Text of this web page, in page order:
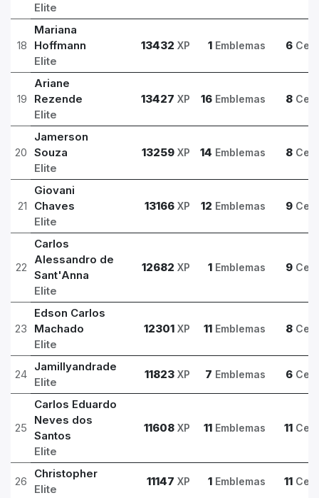
Elite
18
Mariana
Hoffmann
Elite
13432 XP 1 Emblemas 6
19
Ariane
Rezende
Elite
13427 XP 16 Emblemas 8
20
Jamerson
Souza
Elite
13259 XP 14 Emblemas 8
21
Giovani
Chaves
Elite
13166 XP 12 Emblemas 9
22
Carlos
Alessandro de
Sant'Anna
Elite
12682 XP 1 Emblemas 9
23
Edson Carlos
Machado
Elite
12301 XP 11 Emblemas 8
24
Jamillyandrade
Elite
11823 XP 7 Emblemas 6
25
Carlos Eduardo
Neves dos
Santos
Elite
11608 XP 11 Emblemas 11
26
Christopher
Elite
11147 XP 1 Emblemas 11